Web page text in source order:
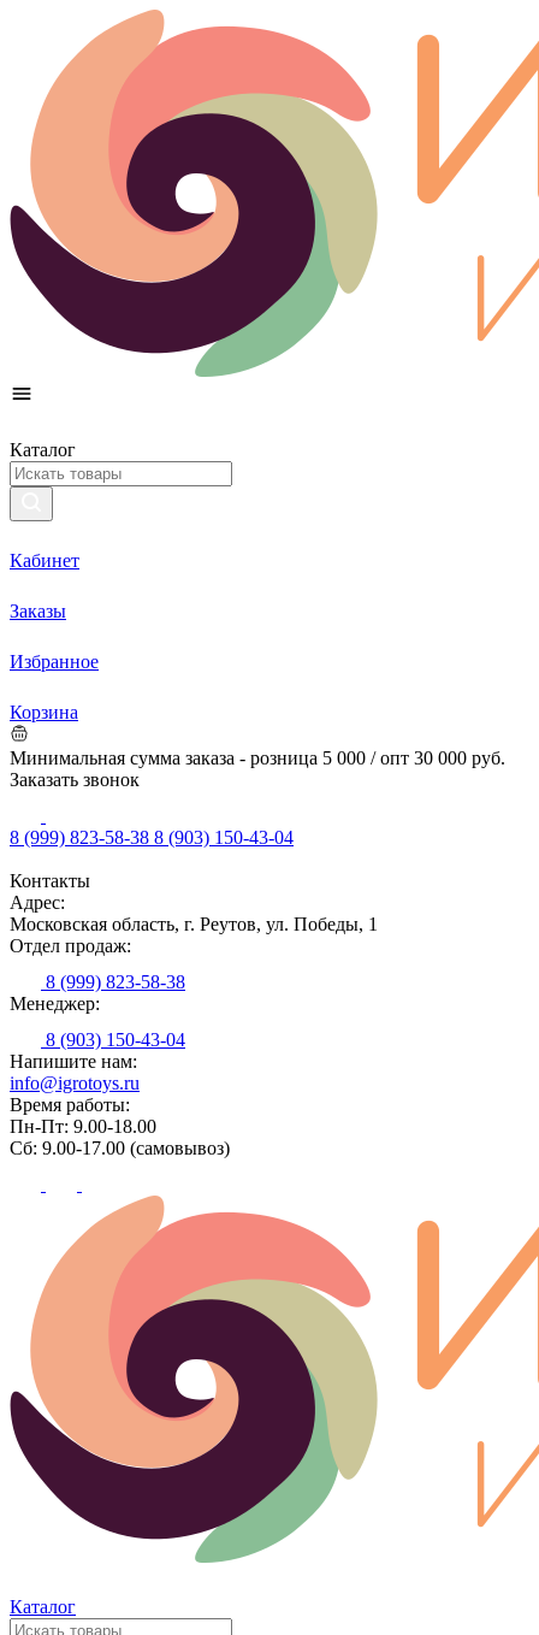
Каталог
Кабинет
Заказы
Избранное
Корзина
Минимальная сумма заказа - розница 5 000 / опт 30 000 руб.
Заказать звонок
8 (999) 823-58-38 8 (903) 150-43-04
Контакты
Адрес:
Московская область, г. Реутов, ул. Победы, 1
Отдел продаж:
8 (999) 823-58-38
Менеджер:
8 (903) 150-43-04
Напишите нам:
info@igrotoys.ru
Время работы:
Пн-Пт: 9.00-18.00
Сб: 9.00-17.00 (самовывоз)
Каталог